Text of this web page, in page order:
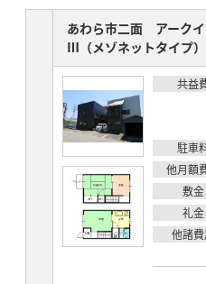
あわら市二面 アーク
Ⅲ（メゾネットタイプ
賃料
共益
駐車
他月額
敷金
礼金
他諸費